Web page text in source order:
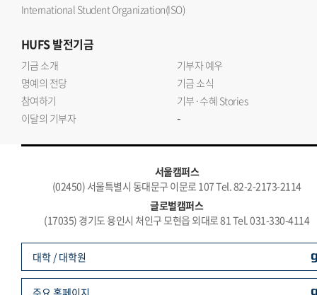
International Student Organization(ISO)
HUFS발전기금
기금 소개
기부자 예우
명예의 전당
기금 소식
참여하기
기부·수혜 Stories
이달의 기부자
-
서울캠퍼스
(02450) 서울특별시 동대문구 이문로 107 Tel. 82-2-2173-2114
글로벌캠퍼스
(17035) 경기도 용인시 처인구 모현읍 외대로 81 Tel. 031-330-4114
대학 / 대학원